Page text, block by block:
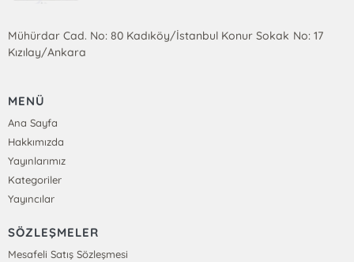
Mühürdar Cad. No: 80 Kadıköy/İstanbul Konur Sokak No: 17
Kızılay/Ankara
MENÜ
Ana Sayfa
Hakkımızda
Yayınlarımız
Kategoriler
Yayıncılar
SÖZLEŞMELER
Mesafeli Satış Sözleşmesi